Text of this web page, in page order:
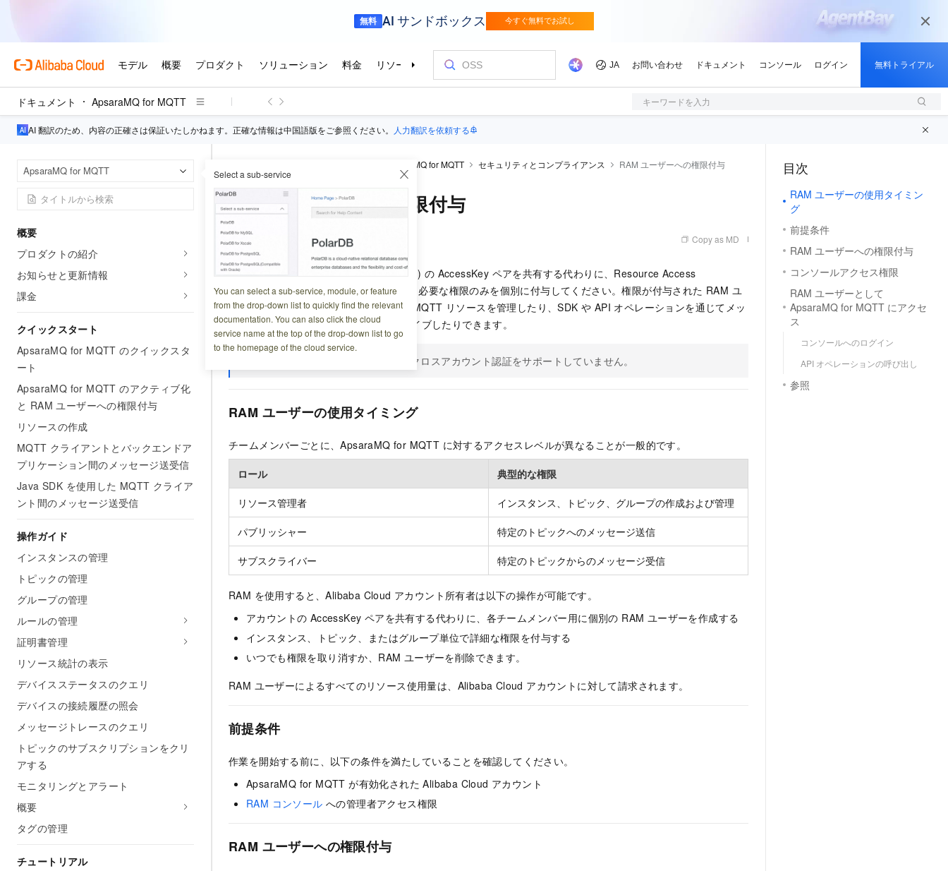
ドキュメント ApsaraMQ for MQTT キーワードを入力
AI 翻訳のため、内容の正確さは保証いたしかねます。正確な情報は中国語版をご参照ください。 人力翻訳を依頼する
ApsaraMQ for MQTT Select a sub-service
You can select a sub-service, module, or feature
from the drop-down list to quickly find the relevant
documentation. You can also click the cloud
service name at the top of the drop-down list to go
to the homepage of the cloud service.
概要
プロダクトの紹介
お知らせと更新情報
課金
クイックスタート
ApsaraMQ for MQTT のクイックスタ
ート
ApsaraMQ for MQTT のアクティブ化
と RAM ユーザーへの権限付与
リソースの作成
MQTT クライアントとバックエンドア
プリケーション間のメッセージ送受信
Java SDK を使用した MQTT クライア
ント間のメッセージ送受信
操作ガイド
インスタンスの管理
トピックの管理
グループの管理
ルールの管理
証明書管理
リソース統計の表示
デバイスステータスのクエリ
デバイスの接続履歴の照会
メッセージトレースのクエリ
トピックのサブスクリプションをクリ
アする
モニタリングとアラート
概要
タグの管理
チュートリアル
ApsaraMQ for MQTT セキュリティとコンプライアンス RAM ユーザーへの権限付与
RAM ユーザーへの権限付与
更新日時 2026-03-11 19:45:23 Copy as MD
Alibaba Cloud アカウント (root ユーザー) の AccessKey ペアを共有する代わりに、Resource Access
Management (RAM) ユーザーを作成し、必要な権限のみを個別に付与してください。権限が付与された RAM ユ
ーザーは、コンソールで ApsaraMQ for MQTT リソースを管理したり、SDK や API オペレーションを通じてメッ
セージをパブリッシュまたはサブスクライブしたりできます。
ApsaraMQ for MQTT は、クロスアカウント認証をサポートしていません。
RAM ユーザーの使用タイミング
チームメンバーごとに、ApsaraMQ for MQTT に対するアクセスレベルが異なることが一般的です。
ロール 典型的な権限
リソース管理者 インスタンス、トピック、グループの作成および管理
パブリッシャー 特定のトピックへのメッセージ送信
サブスクライバー 特定のトピックからのメッセージ受信
RAM を使用すると、Alibaba Cloud アカウント所有者は以下の操作が可能です。
アカウントの AccessKey ペアを共有する代わりに、各チームメンバー用に個別の RAM ユーザーを作成する
インスタンス、トピック、またはグループ単位で詳細な権限を付与する
いつでも権限を取り消すか、RAM ユーザーを削除できます。
RAM ユーザーによるすべてのリソース使用量は、Alibaba Cloud アカウントに対して請求されます。
前提条件
作業を開始する前に、以下の条件を満たしていることを確認してください。
ApsaraMQ for MQTT が有効化された Alibaba Cloud アカウント
RAM コンソール への管理者アクセス権限
RAM ユーザーへの権限付与
目次
RAM ユーザーの使用タイミン
グ
前提条件
RAM ユーザーへの権限付与
コンソールアクセス権限
RAM ユーザーとして
ApsaraMQ for MQTT にアクセ
ス
コンソールへのログイン
API オペレーションの呼び出し
参照